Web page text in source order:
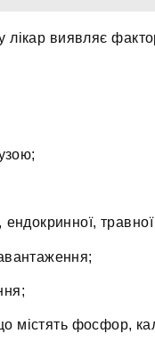
лікар виявляє
ендокринної,
містять фосфор,